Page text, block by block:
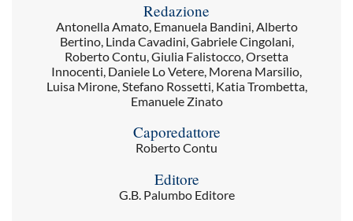
Redazione
Antonella Amato, Emanuela Bandini, Alberto
Bertino, Linda Cavadini, Gabriele Cingolani,
Roberto Contu, Giulia Falistocco, Orsetta
Innocenti, Daniele Lo Vetere, Morena Marsilio,
Luisa Mirone, Stefano Rossetti, Katia Trombetta,
Emanuele Zinato
Caporedattore
Roberto Contu
Editore
G.B. Palumbo Editore